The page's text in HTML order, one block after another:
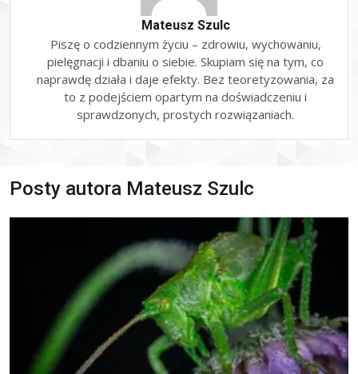
Mateusz Szulc
Piszę o codziennym życiu – zdrowiu, wychowaniu,
pielęgnacji i dbaniu o siebie. Skupiam się na tym, co
naprawdę działa i daje efekty. Bez teoretyzowania, za
to z podejściem opartym na doświadczeniu i
sprawdzonych, prostych rozwiązaniach.
Posty autora Mateusz Szulc